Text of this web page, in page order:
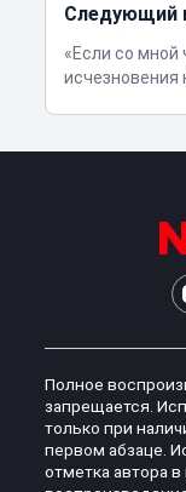
Следующий
«Если со мной
исчезновения
Полное
запрещается.
только при
первом абзаце.
отметка автора